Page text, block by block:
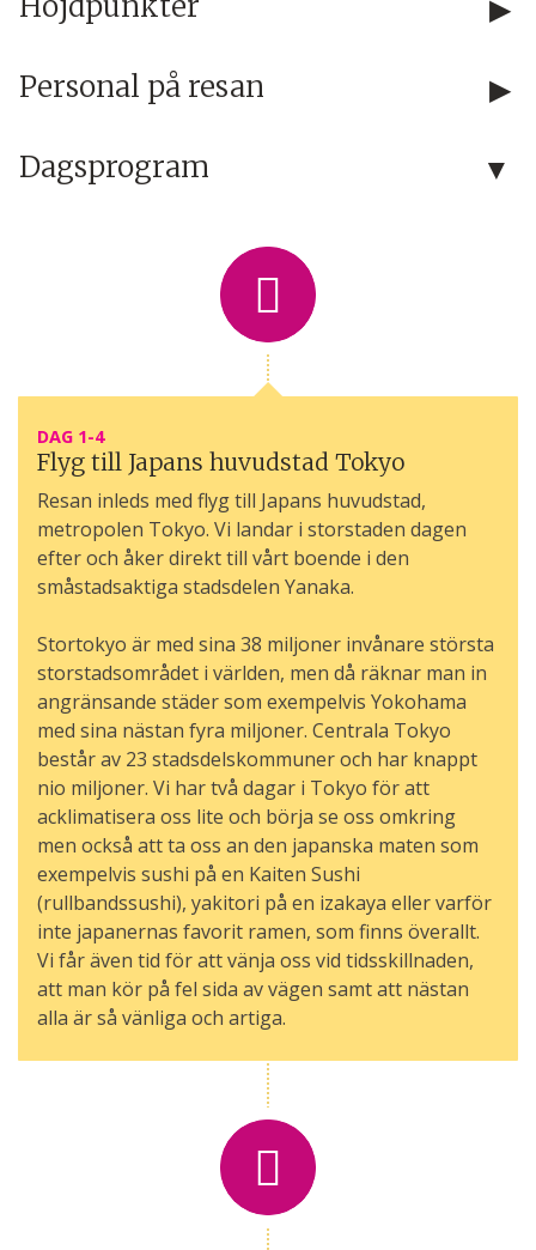
Personal på resan
Dagsprogram
DAG 1-4
Flyg till Japans huvudstad Tokyo
Resan inleds med flyg till Japans huvudstad,
metropolen Tokyo. Vi landar i storstaden dagen
efter och åker direkt till vårt boende i den
småstadsaktiga stadsdelen Yanaka.
Stortokyo är med sina 38 miljoner invånare största
storstadsområdet i världen, men då räknar man in
angränsande städer som exempelvis Yokohama
med sina nästan fyra miljoner. Centrala Tokyo
består av 23 stadsdelskommuner och har knappt
nio miljoner. Vi har två dagar i Tokyo för att
acklimatisera oss lite och börja se oss omkring
men också att ta oss an den japanska maten som
exempelvis sushi på en Kaiten Sushi
(rullbandssushi), yakitori på en izakaya eller varför
inte japanernas favorit ramen, som finns överallt.
Vi får även tid för att vänja oss vid tidsskillnaden,
att man kör på fel sida av vägen samt att nästan
alla är så vänliga och artiga.